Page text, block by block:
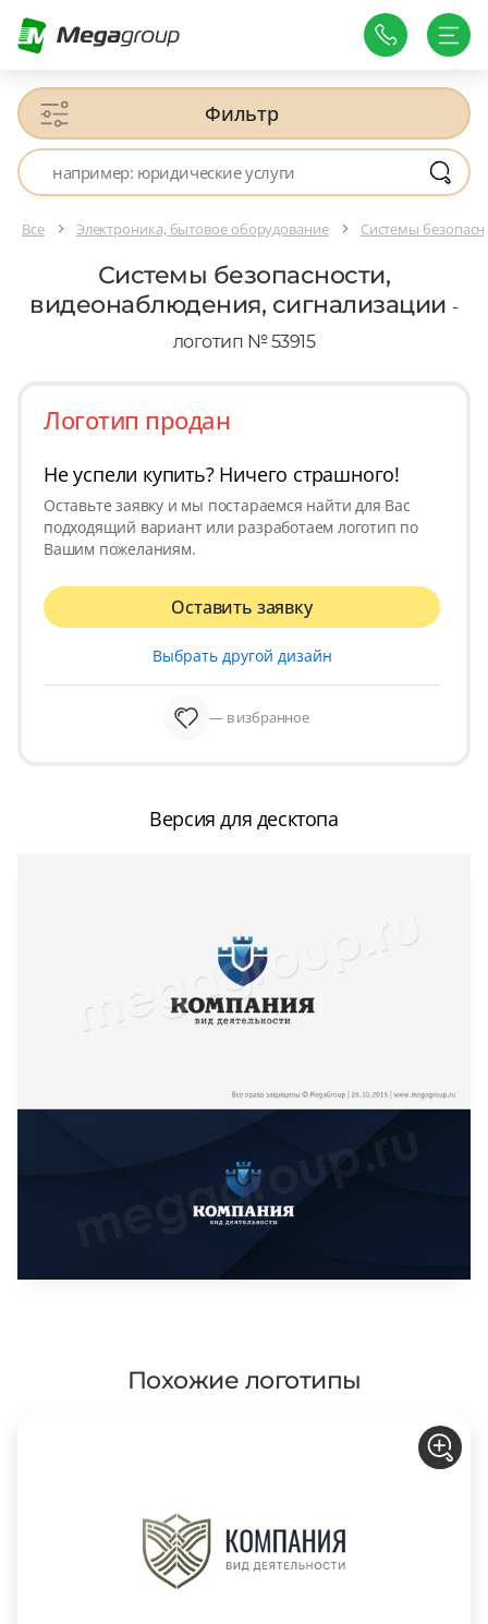
Фильтр
Все Электроника, бытовое оборудование Системы
Системы безопасности,
видеонаблюдения, сигнализации -
логотип № 53915
Логотип продан
Не успели купить? Ничего страшного!
Оставьте заявку и мы постараемся найти для Вас
подходящий вариант или разработаем логотип по
Вашим пожеланиям.
Оставить заявку
Выбрать другой дизайн
— в избранное
Версия для десктопа
Похожие логотипы